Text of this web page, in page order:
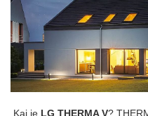
Kaj je LG THERMA V?